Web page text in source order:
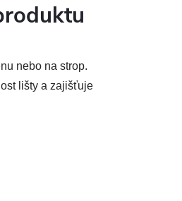
nebo na strop.
lišty a zajišťuje